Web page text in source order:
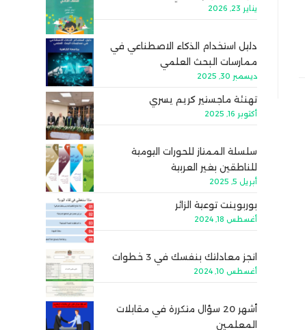
يناير 23, 2026
دليل استخدام الذكاء الاصطناعي في
ممارسات البحث العلمي
ديسمبر 30, 2025
تهنئة ماجستير كريم يسري
أكتوبر 16, 2025
سلسلة الممتاز للحورات اليومية
للناطقين بغير العربية
أبريل 5, 2025
بوربوينت توعية الزائر
أغسطس 18, 2024
انجز معادلتك بنفسك في 3 خطوات
أغسطس 10, 2024
أشهر 20 سؤال متكررة في مقابلات
المعلمين